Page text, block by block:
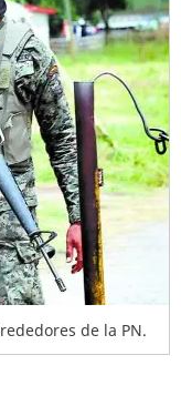
de la PN.